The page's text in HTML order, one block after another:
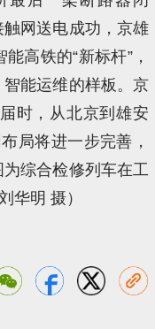
网送电成功，京雄
高铁的“新标杆”，
能运维的样板。京
时，从北京到雄安
局将进一步完善，
综合检修列车在工
华明 摄）